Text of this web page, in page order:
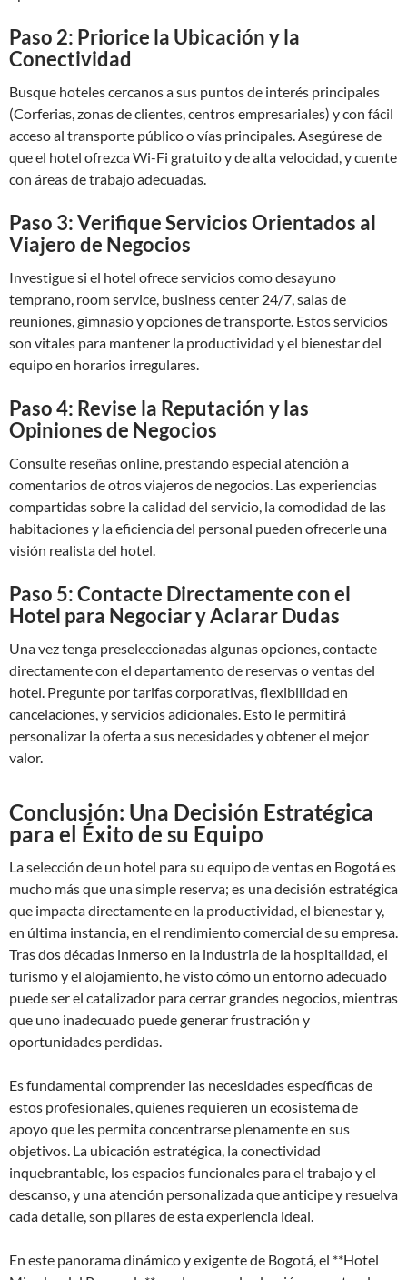
Paso 2: Priorice la Ubicación y la
Conectividad
Busque hoteles cercanos a sus puntos de interés principales
(Corferias, zonas de clientes, centros empresariales) y con fácil
acceso al transporte público o vías principales. Asegúrese de
que el hotel ofrezca Wi-Fi gratuito y de alta velocidad, y cuente
con áreas de trabajo adecuadas.
Paso 3: Verifique Servicios Orientados al
Viajero de Negocios
Investigue si el hotel ofrece servicios como desayuno
temprano, room service, business center 24/7, salas de
reuniones, gimnasio y opciones de transporte. Estos servicios
son vitales para mantener la productividad y el bienestar del
equipo en horarios irregulares.
Paso 4: Revise la Reputación y las
Opiniones de Negocios
Consulte reseñas online, prestando especial atención a
comentarios de otros viajeros de negocios. Las experiencias
compartidas sobre la calidad del servicio, la comodidad de las
habitaciones y la eficiencia del personal pueden ofrecerle una
visión realista del hotel.
Paso 5: Contacte Directamente con el
Hotel para Negociar y Aclarar Dudas
Una vez tenga preseleccionadas algunas opciones, contacte
directamente con el departamento de reservas o ventas del
hotel. Pregunte por tarifas corporativas, flexibilidad en
cancelaciones, y servicios adicionales. Esto le permitirá
personalizar la oferta a sus necesidades y obtener el mejor
valor.
Conclusión: Una Decisión Estratégica
para el Éxito de su Equipo
La selección de un hotel para su equipo de ventas en Bogotá es
mucho más que una simple reserva; es una decisión estratégica
que impacta directamente en la productividad, el bienestar y,
en última instancia, en el rendimiento comercial de su empresa.
Tras dos décadas inmerso en la industria de la hospitalidad, el
turismo y el alojamiento, he visto cómo un entorno adecuado
puede ser el catalizador para cerrar grandes negocios, mientras
que uno inadecuado puede generar frustración y
oportunidades perdidas.
Es fundamental comprender las necesidades específicas de
estos profesionales, quienes requieren un ecosistema de
apoyo que les permita concentrarse plenamente en sus
objetivos. La ubicación estratégica, la conectividad
inquebrantable, los espacios funcionales para el trabajo y el
descanso, y una atención personalizada que anticipe y resuelva
cada detalle, son pilares de esta experiencia ideal.
En este panorama dinámico y exigente de Bogotá, el **Hotel